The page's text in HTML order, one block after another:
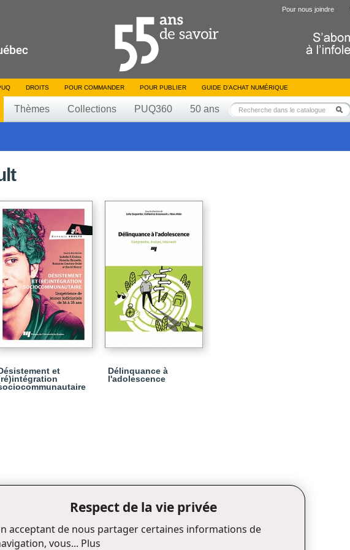
Pour nous joindre
DROITS POUR COMMANDER POUR PUBLIER GUIDE D’ACHAT NUMÉRIQUE
Thèmes Collections PUQ360 50 ans
et
Délinquance à
l'adolescence
Respect de la vie privée
acceptant de nous partager certaines informations de
vous... Plus